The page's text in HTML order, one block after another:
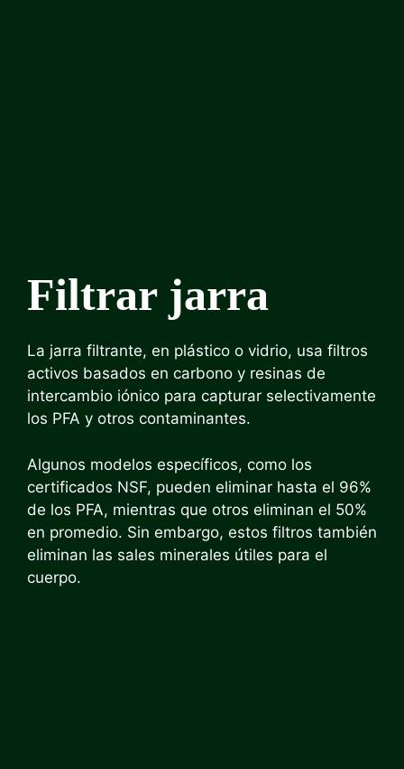
Filtrar jarra
La jarra filtrante, en plástico o vidrio, usa filtros
activos basados ​​en carbono y resinas de
intercambio iónico para capturar selectivamente
los PFA y otros contaminantes.
Algunos modelos específicos, como los
certificados NSF, pueden eliminar hasta el 96%
de los PFA, mientras que otros eliminan el 50%
en promedio. Sin embargo, estos filtros también
eliminan las sales minerales útiles para el
cuerpo.